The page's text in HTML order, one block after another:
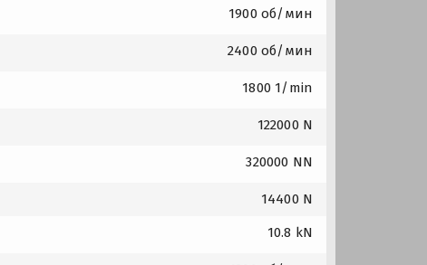
1900 об/мин
2400 об/мин
1800 1/min
122000 N
320000 NN
14400 N
10.8 kN